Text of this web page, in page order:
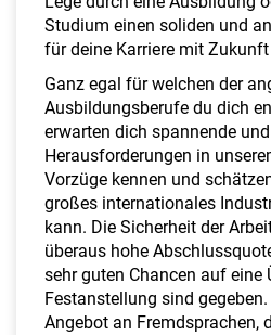
Studium einen soliden und
für deine Karriere mit
Ganz egal für welchen der
Ausbildungsberufe du dich
erwarten dich spannende
Herausforderungen in
Vorzüge kennen und
großes internationales
kann. Die Sicherheit der
überaus hohe
sehr guten Chancen auf eine
Festanstellung sind
Angebot an Fremdsprachen,